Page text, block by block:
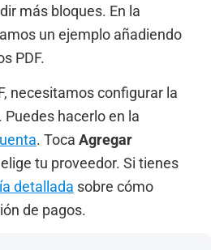
más bloques. En la
un ejemplo añadiendo
PDF.
necesitamos configurar la
hacerlo en la
. Toca Agregar
tu proveedor. Si tienes
detallada sobre cómo
de pagos.